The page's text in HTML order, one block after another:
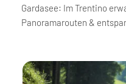
Gardasee: Im Trentino
Panoramarouten &